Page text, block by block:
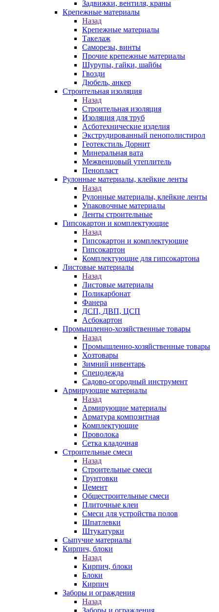
Задвижки, вентиля, краны
Крепежные материалы
Назад
Крепежные материалы
Такелаж
Саморезы, винты
Прочие крепежные материалы
Шурупы, гайки, шайбы
Гвозди
Дюбель, анкер
Строительная изоляция
Назад
Строительная изоляция
Изоляция для труб
Асботехнические изделия
Экструдированный пенополистирол
Геотекстиль Дорнит
Минеральная вата
Межвенцовый утеплитель
Пенопласт
Рулонные материалы, клейкие ленты
Назад
Рулонные материалы, клейкие ленты
Упаковочные материалы
Ленты строительные
Гипсокартон и комплектующие
Назад
Гипсокартон и комплектующие
Гипсокартон
Комплектующие для гипсокартона
Листовые материалы
Назад
Листовые материалы
Поликарбонат
Фанера
ДСП, ДВП, ЦСП
Асбокартон
Промышленно-хозяйственные товары
Назад
Промышленно-хозяйственные товары
Хозтовары
Зимний инвентарь
Спецодежда
Садово-огородный инструмент
Армирующие материалы
Назад
Армирующие материалы
Арматура композитная
Комплектующие
Проволока
Сетка кладочная
Строительные смеси
Назад
Строительные смеси
Грунтовки
Цемент
Общестроительные смеси
Плиточные клеи
Смеси для устройства полов
Шпатлевки
Штукатурки
Сыпучие материалы
Кирпич, блоки
Назад
Кирпич, блоки
Блоки
Кирпич
Заборы и ограждения
Назад
Заборы и ограждения